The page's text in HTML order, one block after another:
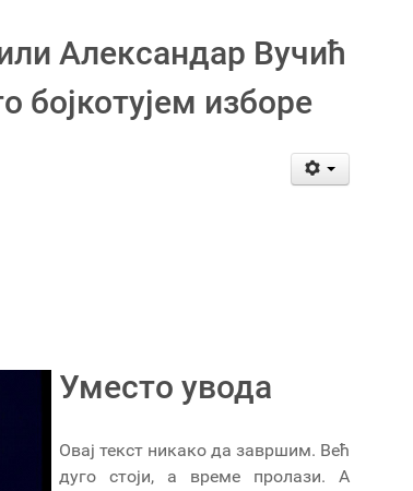
Александар Вучић
бојкотујем изборе
Уместо увода
Овај текст никако да завршим. Већ
дуго стоји, а време пролази. А